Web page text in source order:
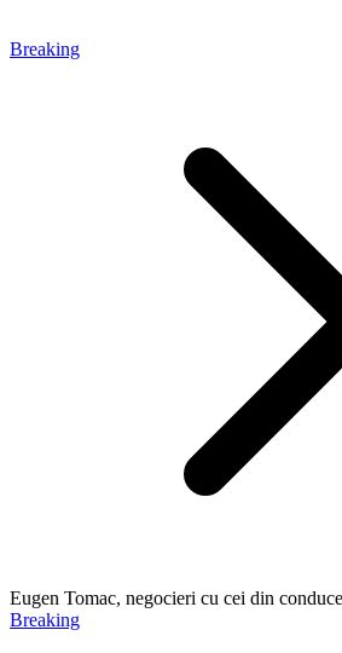
Breaking
Eugen Tomac, negocieri cu cei din
Breaking